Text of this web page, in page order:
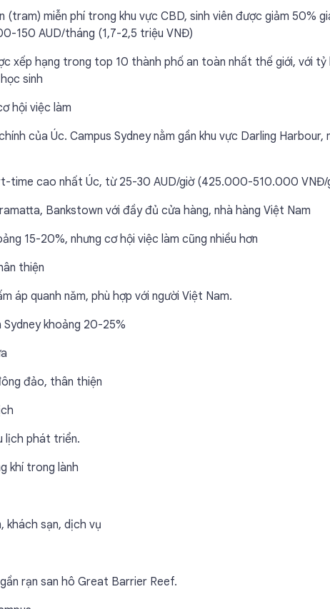
(tram) miễn phí trong khu vực CBD, sinh viên được giảm 50%
150 AUD/tháng (1,7-2,5 triệu VNĐ)
xếp hạng trong top 10 thành phố an toàn nhất thế giới, với tỷ
sinh
hội việc làm
của Úc. Campus Sydney nằm gần khu vực Darling Harbour,
time cao nhất Úc, từ 25-30 AUD/giờ (425.000-510.000 VNĐ/
Bankstown với đầy đủ cửa hàng, nhà hàng Việt Nam
15-20%, nhưng cơ hội việc làm cũng nhiều hơn
thiện
áp quanh năm, phù hợp với người Việt Nam.
Sydney khoảng 20-25%
đảo, thân thiện
lịch phát triển.
khí trong lành
khách sạn, dịch vụ
rạn san hô Great Barrier Reef.